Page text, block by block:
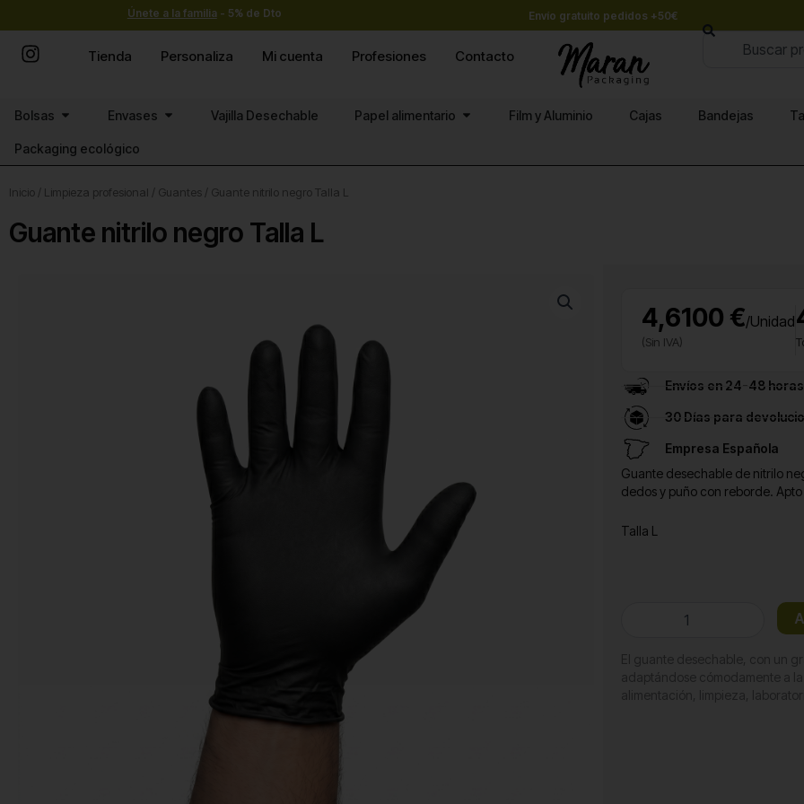
contenido
Únete a la familia- 5% de Dto Envío gratuito pedidos +50€
Tienda Personaliza Mi cuenta Profesiones Contacto
Buscar
Bolsas Abrir Bolsas
Envases Abrir EnvasesVajilla Desechable Papel alimentario Abrir Papel alimentario
Film y Aluminio Cajas Bandejas
Packaging ecológico
Inicio / Limpieza profesional / Guantes / Guante nitrilo negro Talla L
Guante nitrilo negro Talla L
4,6100 €/Unidad
(Sin IVA)
Envíos en 24-48 horas
30 Días para
Empresa Española
Guante desechable de nitrilo
dedos y puño con reborde.
Talla L